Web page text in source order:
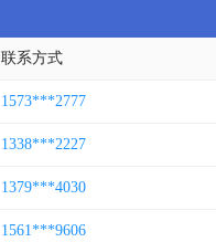
联系方式
1573***2777
1338***2227
1379***4030
1561***9606